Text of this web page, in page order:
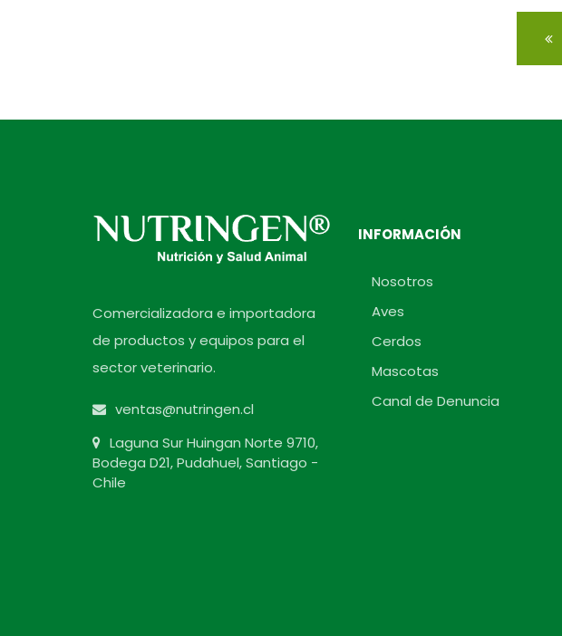
Comercializadora e importadora
de productos y equipos para el
sector veterinario.
ventas@nutringen.cl
Laguna Sur Huingan Norte 9710,
Bodega D21, Pudahuel, Santiago -
Chile
INFORMACIÓN
Nosotros
Aves
Cerdos
Mascotas
Canal de Denuncia